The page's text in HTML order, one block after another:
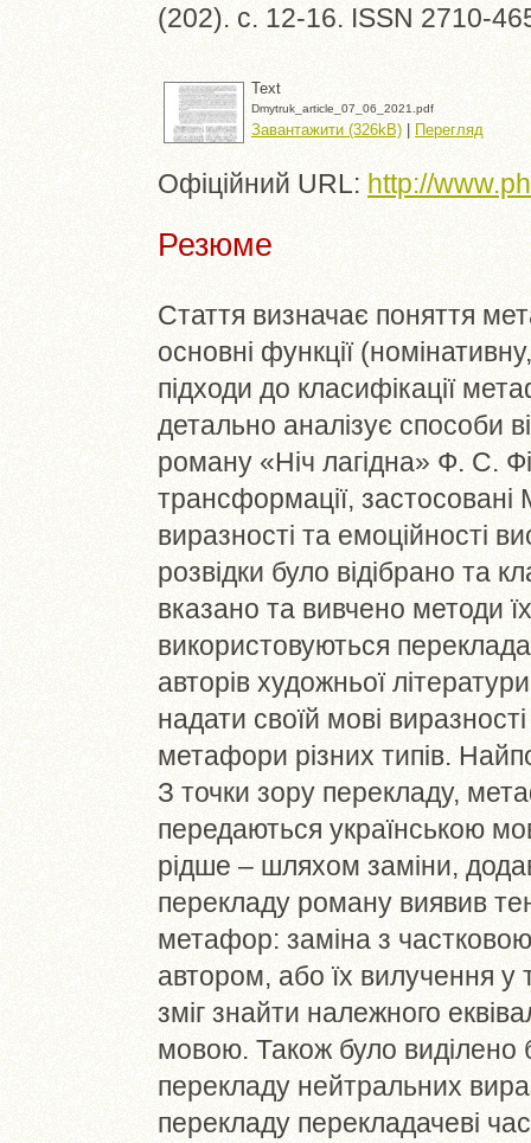
(202). с. 12-16. ISSN 2710-
Text
Dmytruk_article_07_06_2021.pdf
Завантажити (326kB) | Перегляд
Офіційний URL: http://
Резюме
Стаття визначає поняття
основні функції
підходи до класифікації
детально аналізує способи
роману «Ніч лагідна» Ф. С.
трансформації,
виразності та емоційності
розвідки було відібрано та
вказано та вивчено методи
використовуються
авторів художньої
надати своїй мові
метафори різних типів.
З точки зору перекладу,
передаються українською
рідше – шляхом заміни,
перекладу роману виявив
метафор: заміна з
автором, або їх вилучення у
зміг знайти належного
мовою. Також було виділено
перекладу нейтральних
перекладу перекладачеві